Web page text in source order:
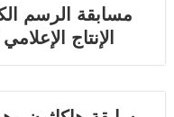
مسابقة الرسم
الإنتاج